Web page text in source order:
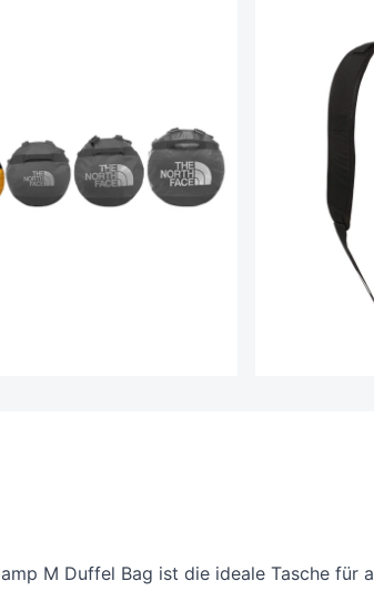
M Duffel Bag ist die ideale Tasche für